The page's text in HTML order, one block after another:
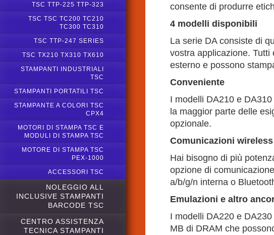
TSC TTP-225 TTP-323
TSC TSC TC200 TC210
TC300 TC310
TSC TTP-247 SERIES
TSC TX210 TX310 TX610
STAMPANTI INDUSTRIALI
TSC
STAMPANTI PORTATILI TSC
STAMPANTE A COLORI TSC
CPX4
MOTORI DI STAMPA TSC E
MODULI DI STAMPA TSC
MOTORE DI STAMPA TSC
PEX-1000
ACCESSORI TSC
NOLEGGIO ALL
INCLUSIVE STAMPANTI
BARCODE TSC
CENTRO ASSISTENZA
TECNICA STAMPANTI
consente di produrre
4 modelli disponibili
La serie DA consiste di
vostra applicazione.
esterno e possono
Conveniente
I modelli DA210 e
la maggior parte delle
opzionale.
Comunicazioni
Hai bisogno di più
opzione di
a/b/g/n interna o
Emulazioni e altro
I modelli DA220 e
MB di DRAM che